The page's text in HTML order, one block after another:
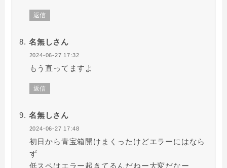
返信
名無しさん
2024-06-27 17:32
もう直ってますよ
返信
名無しさん
2024-06-27 17:48
初日から青宝箱開けまくったけどエラーにはなら
ず
低スペはエラー起きてるんだねー大変だなー